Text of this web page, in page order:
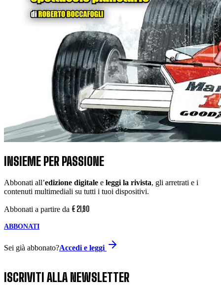
INSIEME PER PASSIONE
Abbonati all’edizione digitale e leggi la rivista, gli arretrati e i
contenuti multimediali su tutti i tuoi dispositivi.
Abbonati a partire da € 21,90
ABBONATI
Sei già abbonato?Accedi e leggi
ISCRIVITI ALLA NEWSLETTER